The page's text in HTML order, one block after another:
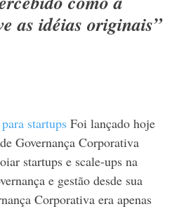
as idéias originais”
startups Foi lançado hoje
Governança Corporativa
startups e scale-ups na
e gestão desde sua
Corporativa era apenas